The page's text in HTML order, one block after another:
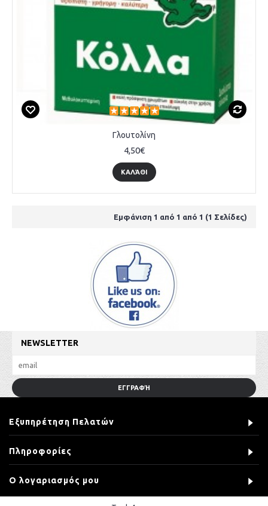
Γλουτολίνη
4,50€
ΚΑΛΆΘΙ
Εμφάνιση 1 από 1 από 1 (1 Σελίδες)
NEWSLETTER
ΕΓΓΡΑΦΉ
Εξυπηρέτηση Πελατών
Πληροφορίες
Ο λογαριασμός μου